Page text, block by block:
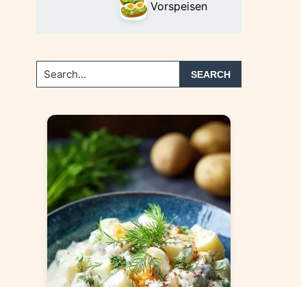
Vorspeisen
Search...